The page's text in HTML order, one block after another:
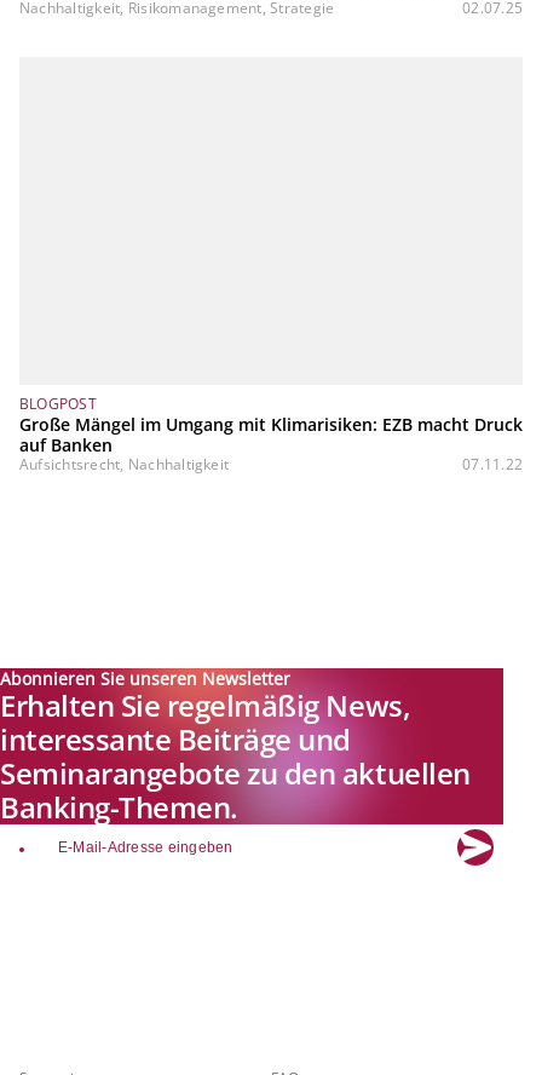
Nachhaltigkeit, Risikomanagement, Strategie 02.07.25
BLOGPOST
Große Mängel im Umgang mit Klimarisiken: EZB macht Druck
auf Banken
Aufsichtsrecht, Nachhaltigkeit 07.11.22
Abonnieren Sie unseren Newsletter
Erhalten Sie regelmäßig News,
interessante Beiträge und
Seminarangebote zu den aktuellen
Banking-Themen.
email